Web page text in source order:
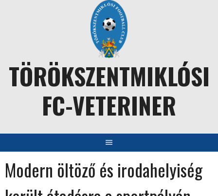
TÖRÖKSZENTMIKLÓSI
FC-VETERINER
Modern öltöző és irodahelyiség